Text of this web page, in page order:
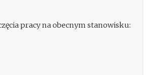
pracy na obecnym stanowisku: